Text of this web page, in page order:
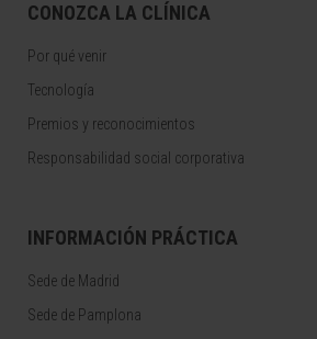
CONOZCA LA CLÍNICA
Por qué venir
Tecnología
Premios y reconocimientos
Responsabilidad social corporativa
INFORMACIÓN PRÁCTICA
Sede de Madrid
Sede de Pamplona